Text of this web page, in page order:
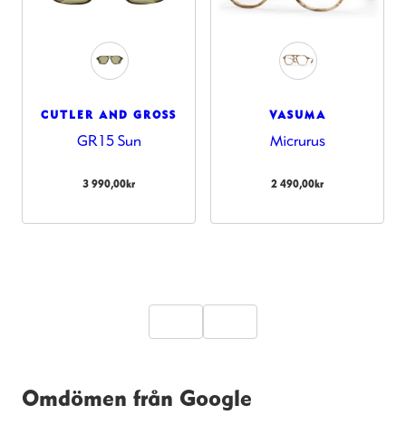
CUTLER AND GROSS
GR15 Sun
3 990,00kr
VASUMA
Micrurus
2 490,00kr
Omdömen från Google